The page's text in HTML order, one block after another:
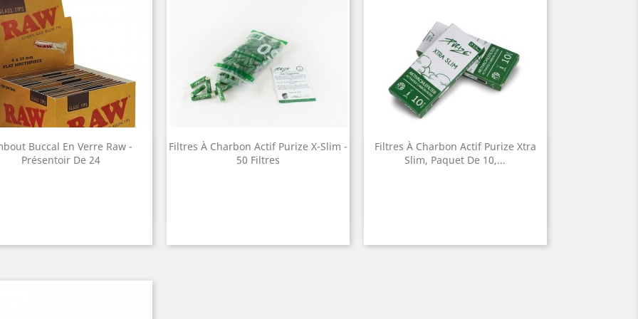
Buccal En Verre Raw -
Présentoir De 24
Quick view
Filtres À Charbon Actif Purize X-Slim -
50 Filtres
Quick view
Filtres À Charbon Actif Purize Xtra
Slim, Paquet De 10,...
Quick view